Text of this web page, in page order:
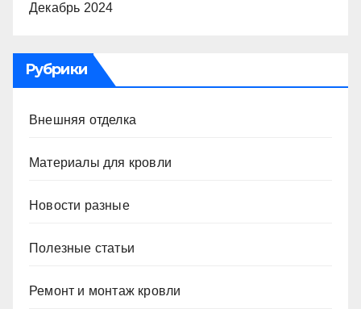
Декабрь 2024
Рубрики
Внешняя отделка
Материалы для кровли
Новости разные
Полезные статьи
Ремонт и монтаж кровли